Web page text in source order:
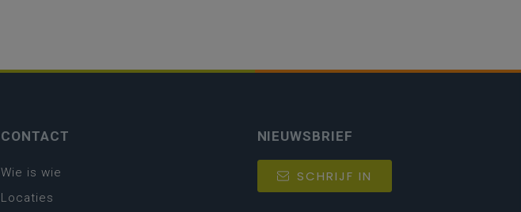
CONTACT
Wie is wie
Locaties
NIEUWSBRIEF
SCHRIJF IN